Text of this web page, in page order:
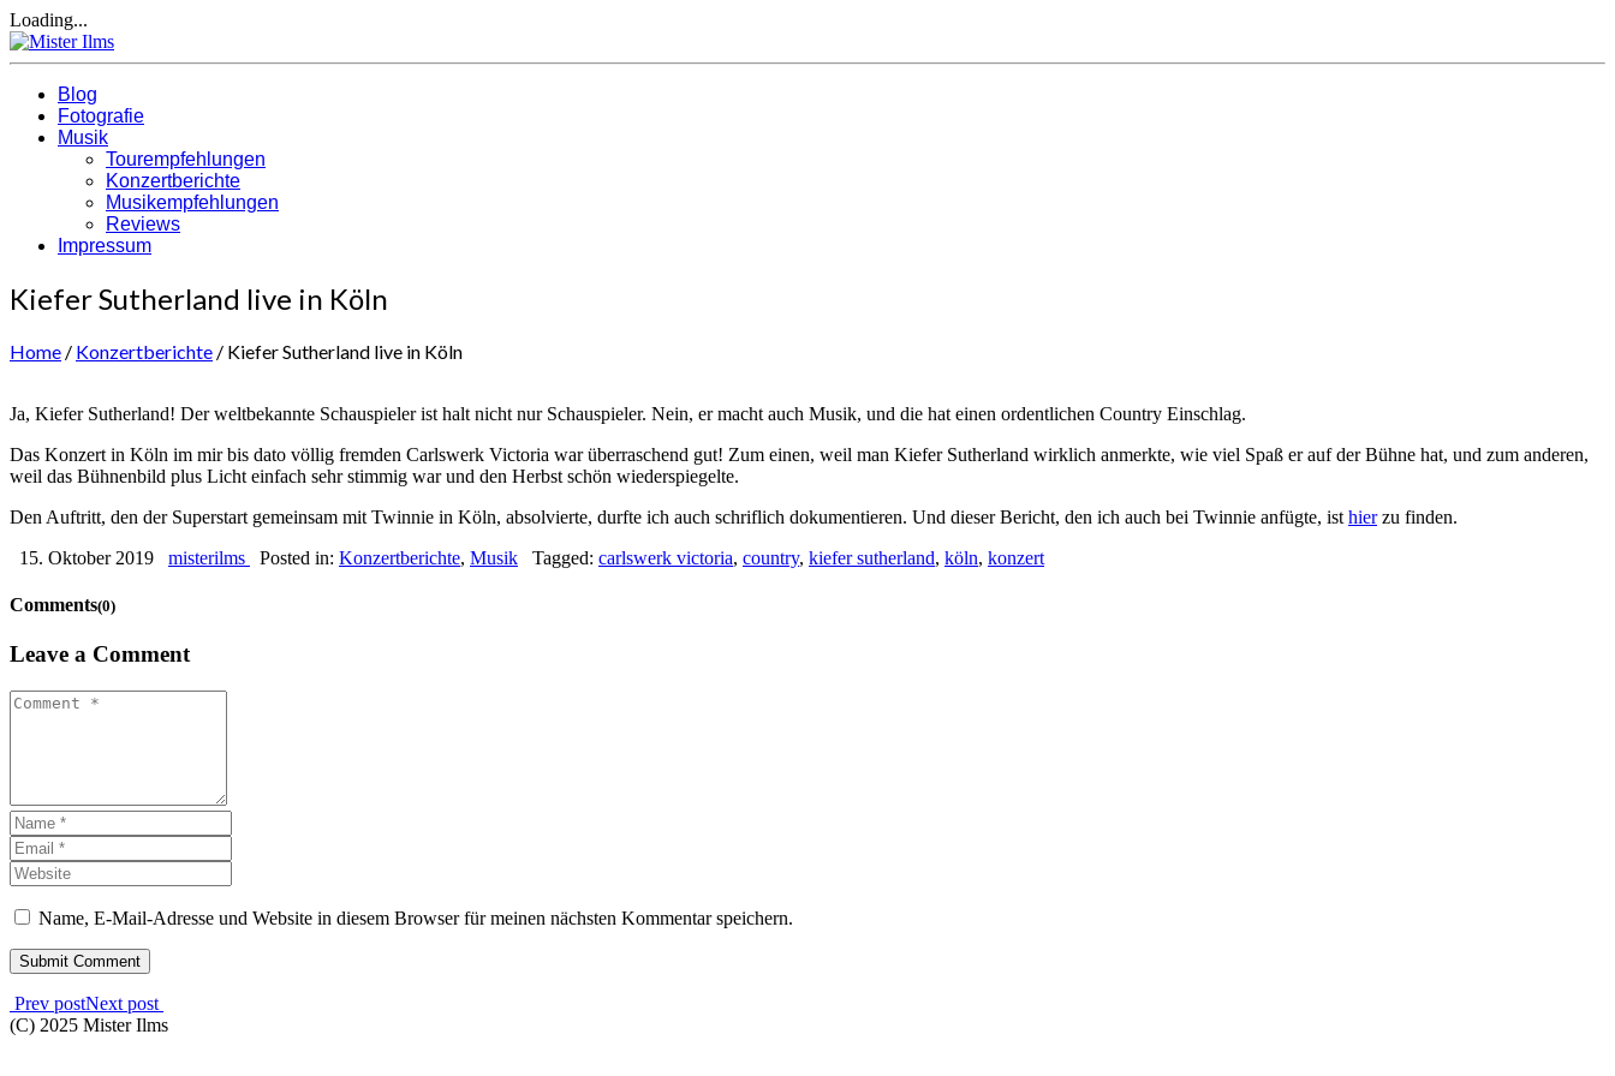
Loading...
Blog
Fotografie
Musik
Tourempfehlungen
Konzertberichte
Musikempfehlungen
Reviews
Impressum
Kiefer Sutherland live in Köln
Home / Konzertberichte / Kiefer Sutherland live in Köln
Ja, Kiefer Sutherland! Der weltbekannte Schauspieler ist halt nicht nur Schauspieler. Nein, er macht auch Musik, und die hat einen ordentlichen Country Einschlag.
Das Konzert in Köln im mir bis dato völlig fremden Carlswerk Victoria war überraschend gut! Zum einen, weil man Kiefer Sutherland wirklich anmerkte, wie viel Spaß er auf der Bühne hat, und zum anderen,
weil das Bühnenbild plus Licht einfach sehr stimmig war und den Herbst schön wiederspiegelte.
Den Auftritt, den der Superstart gemeinsam mit Twinnie in Köln, absolvierte, durfte ich auch schriflich dokumentieren. Und dieser Bericht, den ich auch bei Twinnie anfügte, ist hierzu finden.
15. Oktober 2019
misterilms Posted in: Konzertberichte, Musik Tagged: carlswerk victoria, country, kiefer sutherland, köln, konzert
Comments(0)
Leave a Comment
Name, E-Mail-Adresse und Website in diesem Browser für meinen nächsten Kommentar speichern.
Prev postNext post
(C) 2025 Mister Ilms